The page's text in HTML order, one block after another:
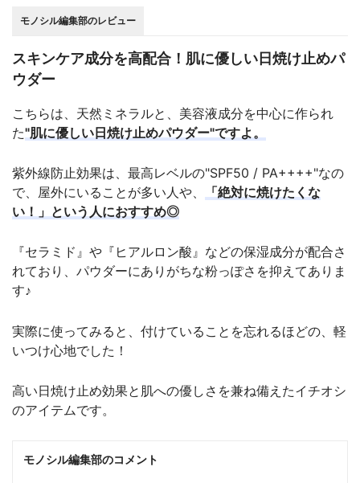
モノシル編集部のレビュー
スキンケア成分を高配合！肌に優しい日焼け止めパ
ウダー
こちらは、天然ミネラルと、美容液成分を中心に作られ
た"肌に優しい日焼け止めパウダー"ですよ。
紫外線防止効果は、最高レベルの"SPF50 / PA++++"なの
で、屋外にいることが多い人や、
「絶対に焼けたくな
い！」という人におすすめ◎
『セラミド』や『ヒアルロン酸』などの保湿成分が配合さ
れており、パウダーにありがちな粉っぽさを抑えてありま
す♪
実際に使ってみると、付けていることを忘れるほどの、軽
いつけ心地でした！
高い日焼け止め効果と肌への優しさを兼ね備えたイチオシ
のアイテムです。
モノシル編集部のコメント